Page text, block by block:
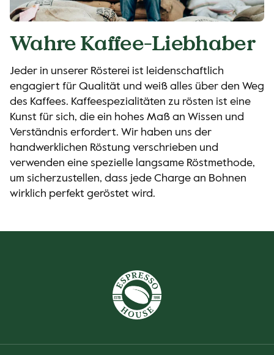
Wahre Kaffee-Liebhaber
Jeder in unserer Rösterei ist leidenschaftlich
engagiert für Qualität und weiß alles über den Weg
des Kaffees. Kaffeespezialitäten zu rösten ist eine
Kunst für sich, die ein hohes Maß an Wissen und
Verständnis erfordert. Wir haben uns der
handwerklichen Röstung verschrieben und
verwenden eine spezielle langsame Röstmethode,
um sicherzustellen, dass jede Charge an Bohnen
wirklich perfekt geröstet wird.